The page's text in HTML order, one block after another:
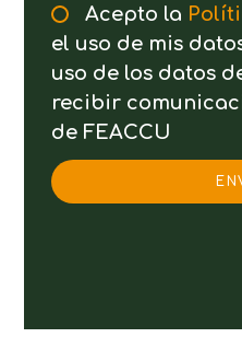
Acepto la
el uso de mis
uso de los datos
recibir
de FEACCU